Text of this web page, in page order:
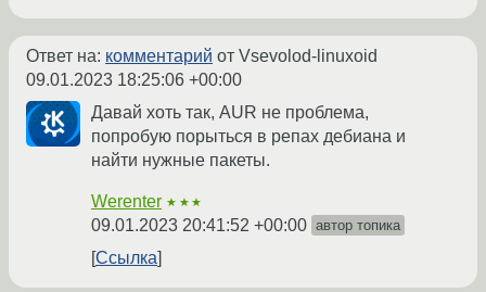
Ответ на: комментарий от Vsevolod-linuxoid
09.01.2023 18:25:06 +00:00
Давай хоть так, AUR не проблема,
попробую порыться в репах дебиана и
найти нужные пакеты.
Werenter ★★★
09.01.2023 20:41:52 +00:00 автор топика
Ссылка